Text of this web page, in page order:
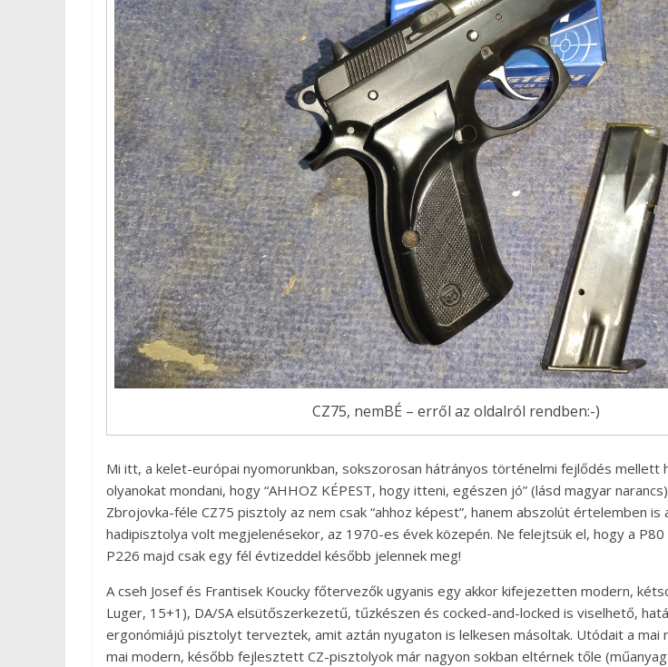
CZ75, nemBÉ – erről az oldalról rendben:-)
Mi itt, a kelet-európai nyomorunkban, sokszorosan hátrányos történelmi fejlődés mellett
olyanokat mondani, hogy “AHHOZ KÉPEST, hogy itteni, egészen jó” (lásd magyar
Zbrojovka-féle CZ75 pisztoly az nem csak “ahhoz képest”, hanem abszolút értelemben is
hadipisztolya volt megjelenésekor, az 1970-es évek közepén. Ne felejtsük el, hogy a P80
P226 majd csak egy fél évtizeddel később jelennek meg!
A cseh Josef és Frantisek Koucky főtervezők ugyanis egy akkor kifejezetten modern,
Luger, 15+1), DA/SA elsütőszerkezetű, tűzkészen és cocked-and-locked is viselhető,
ergonómiájú pisztolyt terveztek, amit aztán nyugaton is lelkesen másoltak. Utódait a mai
mai modern, később fejlesztett CZ-pisztolyok már nagyon sokban eltérnek tőle